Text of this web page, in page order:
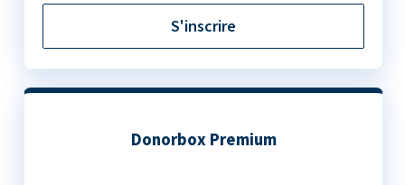
S'inscrire
Donorbox Premium